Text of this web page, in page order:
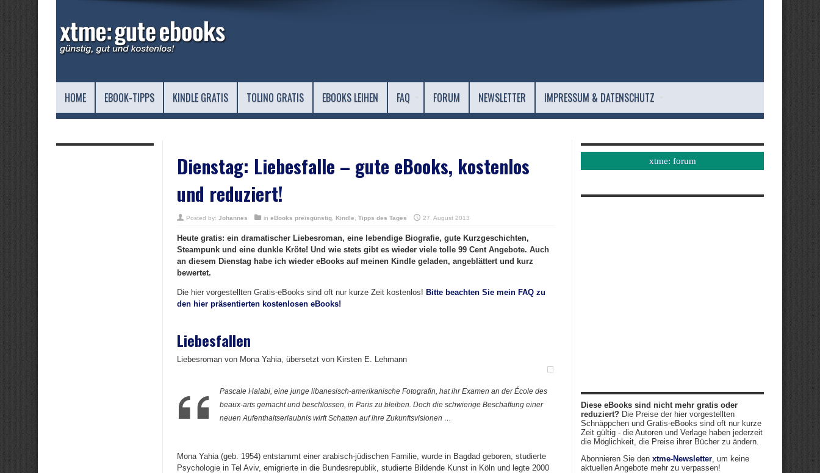
HOME EBOOK-TIPPS KINDLE GRATIS TOLINO GRATIS EBOOKS LEIHEN FAQ FORUM NEWSLETTER IMPRESSUM & DATENSCHUTZ
Dienstag: Liebesfalle – gute eBooks, kostenlos
und reduziert!
Posted by: Johannes in eBooks preisgünstig Kindle Tipps des Tages 27. August 2013
Heute gratis: ein dramatischer Liebesroman, eine lebendige Biografie, gute Kurzgeschichten,
Steampunk und eine dunkle Kröte! Und wie stets gibt es wieder viele tolle 99 Cent Angebote. Auch
an diesem Dienstag habe ich wieder eBooks auf meinen Kindle geladen, angeblättert und kurz
bewertet.
Die hier vorgestellten Gratis-eBooks sind oft nur kurze Zeit kostenlos! Bitte beachten Sie mein FAQ zu
den hier präsentierten kostenlosen eBooks!
Liebesfallen
Liebesroman von Mona Yahia, übersetzt von Kirsten E. Lehmann
Pascale Halabi, eine junge libanesisch-amerikanische Fotografin, hat ihr Examen an der École des
beaux-arts gemacht und beschlossen, in Paris zu bleiben. Doch die schwierige Beschaffung einer
neuen Aufenthaltserlaubnis wirft Schatten auf ihre Zukunftsvisionen …
Mona Yahia (geb. 1954) entstammt einer arabisch-jüdischen Familie, wurde in Bagdad geboren, studierte
Psychologie in Tel Aviv, emigrierte in die Bundesrepublik, studierte Bildende Kunst in Köln und legte 2000
xtme: forum
Diese eBooks sind nicht mehr gratis oder
reduziert? Die Preise der hier vorgestellten
Schnäppchen und Gratis-eBooks sind oft nur kurze
Zeit gültig - die Autoren und Verlage haben jederzeit
die Möglichkeit, die Preise ihrer Bücher zu ändern.
Abonnieren Sie den xtme-Newsletter, um keine
aktuellen Angebote mehr zu verpassen!